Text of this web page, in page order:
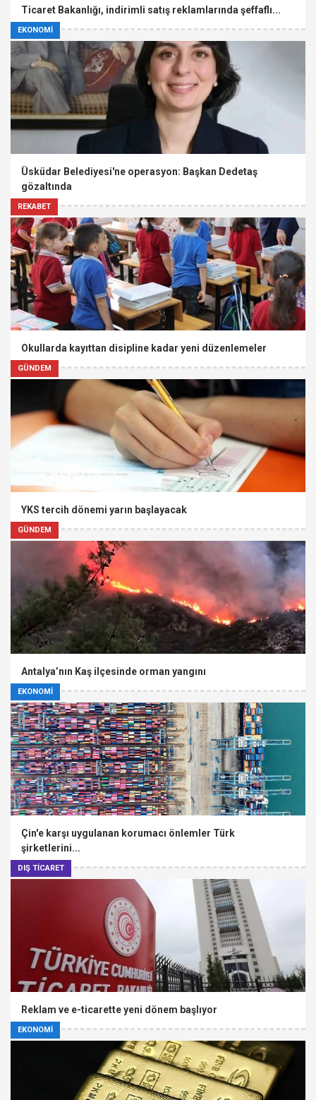
EKONOMİ
Ticaret Bakanlığı, indirimli satış reklamlarında şeffaflı...
REKABET
Üsküdar Belediyesi'ne operasyon: Başkan Dedetaş
gözaltında
GÜNDEM
Okullarda kayıttan disipline kadar yeni düzenlemeler
GÜNDEM
YKS tercih dönemi yarın başlayacak
EKONOMİ
Antalya’nın Kaş ilçesinde orman yangını
DIŞ TİCARET
Çin'e karşı uygulanan korumacı önlemler Türk
şirketlerini...
EKONOMİ
Reklam ve e-ticarette yeni dönem başlıyor